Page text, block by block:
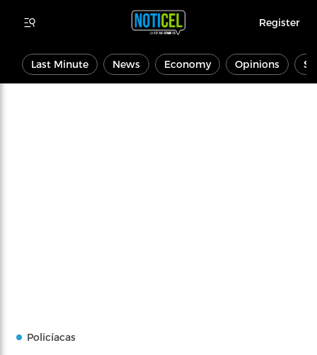
Register
Last Minute News Economy Opinions
Policíacas